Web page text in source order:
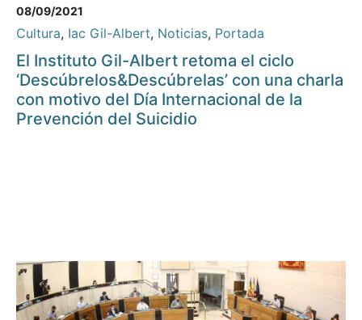
08/09/2021
Cultura, Iac Gil-Albert, Noticias, Portada
El Instituto Gil-Albert retoma el ciclo
‘Descúbrelos&Descúbrelas’ con una charla
con motivo del Día Internacional de la
Prevención del Suicidio